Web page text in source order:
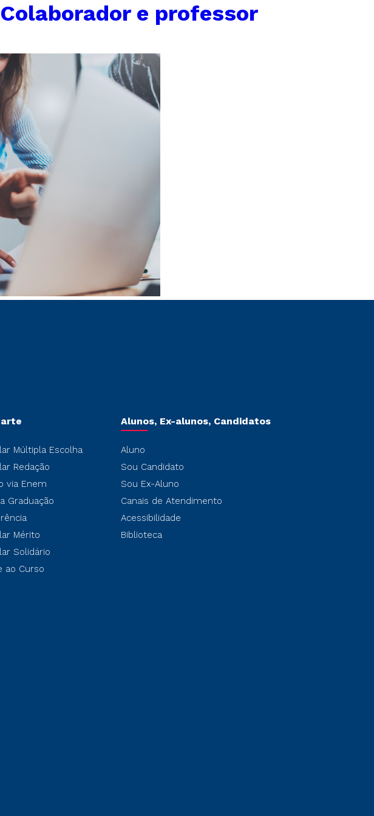
e professor
Múltipla Escolha
Redação
via Enem
Graduação
Mérito
Solidário
ao Curso
Alunos, Ex-alunos, Candidatos
Aluno
Sou Candidato
Sou Ex-Aluno
Canais de Atendimento
Acessibilidade
Biblioteca